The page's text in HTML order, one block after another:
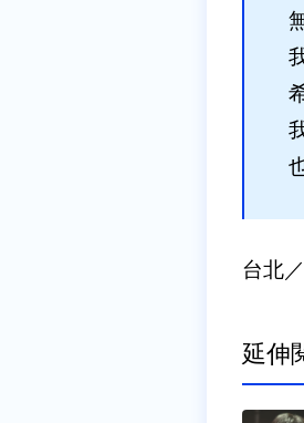
台北
延伸